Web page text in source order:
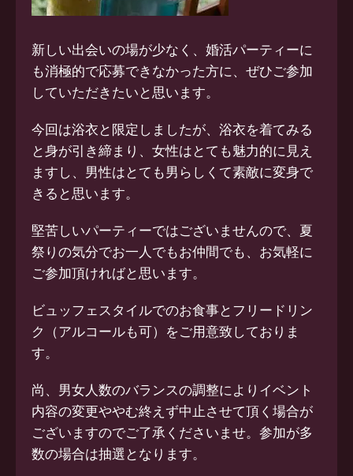
新しい出会いの場が少なく、婚活パーティーに
も消極的で応募できなかった方に、ぜひご参加
していただきたいと思います。
今回は浴衣と限定しましたが、浴衣を着てみる
と身が引き締まり、女性はとても魅力的に見え
ますし、男性はとても男らしくて素敵に変身で
きると思います。
堅苦しいパーティーではございませんので、夏
祭りの気分でお一人でもお仲間でも、お気軽に
ご参加頂ければと思います。
ビュッフェスタイルでのお食事とフリードリン
ク（アルコールも可）をご用意致しておりま
す。
尚、男女人数のバランスの調整によりイベント
内容の変更ややむ終えず中止させて頂く場合が
ございますのでご了承くださいませ。参加が多
数の場合は抽選となります。